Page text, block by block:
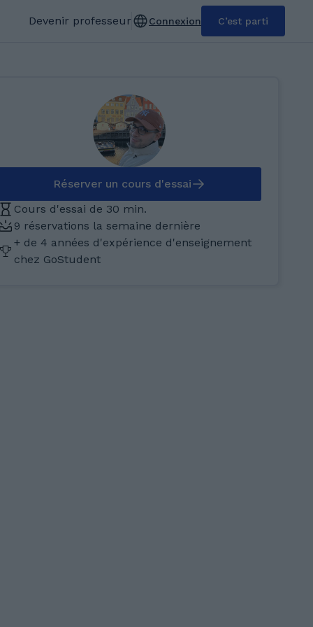
Devenir professeur Connexion C’est parti
Réserver un cours d'essai
Cours d'essai de 30 min.
9 réservations la semaine dernière
+ de 4 années d'expérience d'enseignement
chez GoStudent